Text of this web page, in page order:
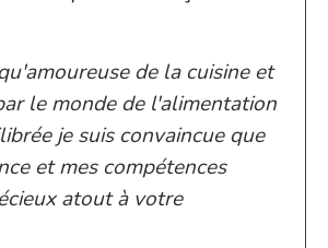
de la cuisine et
le monde de l'alimentation
je suis convaincue que
et mes compétences
atout à votre